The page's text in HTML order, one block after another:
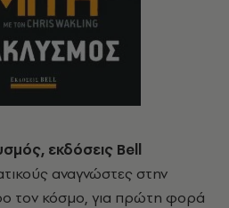
εκδόσεις Bell
αναγνώστες στην
τον κόσμο, για πρώτη φορά